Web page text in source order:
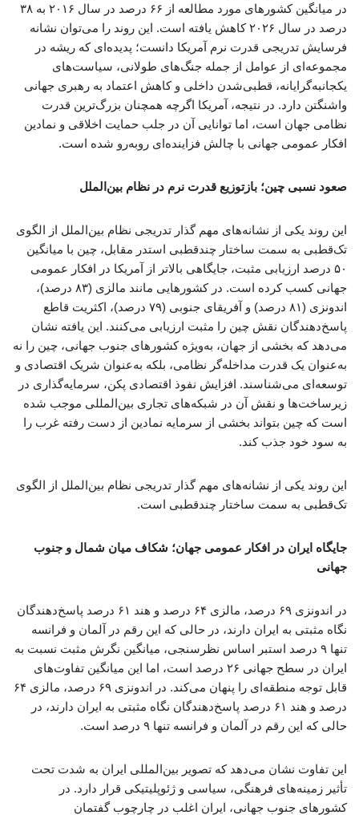
در میانگین کشورهای مورد مطالعه از ۶۶ درصد در سال ۲۰۱۶ به ۳۸
درصد در سال ۲۰۲۶ کاهش یافته است. این روند را می‌توان نشانه
فرسایش تدریجی قدرت نرم آمریکا دانست؛ پدیده‌ای که ریشه در
مجموعه‌ای از عوامل از جمله جنگ‌های طولانی، سیاست‌های
یکجانبه‌گرایانه، قطبی‌شدن داخلی و کاهش اعتماد به رهبری جهانی
واشنگتن دارد. در نتیجه، آمریکا اگرچه همچنان بزرگ‌ترین قدرت
نظامی جهان است، اما توانایی آن در جلب حمایت اخلاقی و نمادین
افکار عمومی جهانی با چالش فزاینده‌ای روبه‌رو شده است.
صعود نسبی چین؛ بازتوزیع قدرت نرم در نظام بین‌الملل
این روند یکی از نشانه‌های مهم گذار تدریجی نظام بین‌الملل از الگوی
تک‌قطبی به سمت ساختار چندقطبی استدر مقابل، چین با میانگین
۵۰ درصد ارزیابی مثبت، جایگاهی بالاتر از آمریکا در افکار عمومی
جهانی کسب کرده است. در کشورهایی مانند مالزی (۸۳ درصد)،
اندونزی (۸۱ درصد) و آفریقای جنوبی (۷۹ درصد)، اکثریت قاطع
پاسخ‌دهندگان نقش چین را مثبت ارزیابی می‌کنند. این یافته نشان
می‌دهد که بخشی از جهان، به‌ویژه کشورهای جنوب جهانی، چین را نه
به‌عنوان یک قدرت مداخله‌گر نظامی، بلکه به‌عنوان شریک اقتصادی و
توسعه‌ای می‌شناسند. افزایش نفوذ اقتصادی پکن، سرمایه‌گذاری در
زیرساخت‌ها و نقش آن در شبکه‌های تجاری بین‌المللی موجب شده
است که چین بتواند بخشی از سرمایه نمادین از دست رفته غرب را
به سود خود جذب کند.
این روند یکی از نشانه‌های مهم گذار تدریجی نظام بین‌الملل از الگوی
تک‌قطبی به سمت ساختار چندقطبی است.
جایگاه ایران در افکار عمومی جهان؛ شکاف میان شمال و جنوب
جهانی
در اندونزی ۶۹ درصد، مالزی ۶۴ درصد و هند ۶۱ درصد پاسخ‌دهندگان
نگاه مثبتی به ایران دارند، در حالی که این رقم در آلمان و فرانسه
تنها ۹ درصد استبر اساس نظرسنجی، میانگین نگرش مثبت نسبت به
ایران در سطح جهانی ۲۶ درصد است، اما این میانگین تفاوت‌های
قابل توجه منطقه‌ای را پنهان می‌کند. در اندونزی ۶۹ درصد، مالزی ۶۴
درصد و هند ۶۱ درصد پاسخ‌دهندگان نگاه مثبتی به ایران دارند، در
حالی که این رقم در آلمان و فرانسه تنها ۹ درصد است.
این تفاوت نشان می‌دهد که تصویر بین‌المللی ایران به شدت تحت
تأثیر زمینه‌های فرهنگی، سیاسی و ژئوپلیتیکی قرار دارد. در
کشورهای جنوب جهانی، ایران اغلب در چارچوب گفتمان